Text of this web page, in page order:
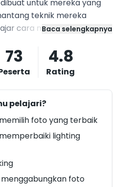
untuk mereka yang
teknik mereka
cara merapikan file,
ini, peserta dapat
yang memerlukan skill
atau di perusahaan
ini
untuk tau cara
dan blending foto yang
bisa juga untuk Pelajar
mengenai Photoshop.
memiliki komputer,
Baca selengkapnya
73 4.8
Rating
pelajari?
foto yang terbaik
lighting
foto